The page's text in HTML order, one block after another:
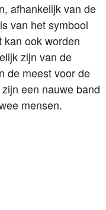
afhankelijk van de
van het symbool
ook worden
zijn van de
de meest voor de
een nauwe band
mensen.